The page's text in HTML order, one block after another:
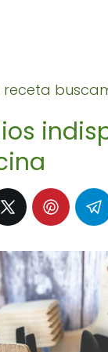
receta